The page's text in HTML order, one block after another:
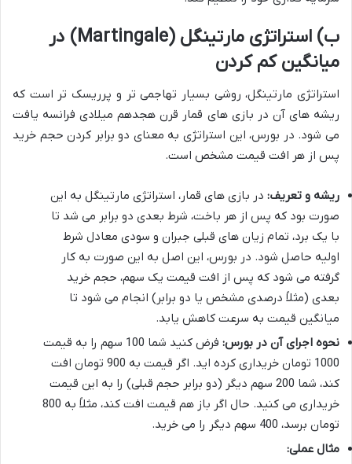
ب) استراتژی مارتینگل (Martingale) در
میانگین کم کردن
استراتژی مارتینگل، روشی بسیار تهاجمی تر و پرریسک تر است که
ریشه های آن در بازی های قمار قرن هجدهم میلادی فرانسه یافت
می شود. در بورس، این استراتژی به معنای دو برابر کردن حجم خرید
پس از هر افت قیمت مشخص است.
ریشه و تعریف: در بازی های قمار، استراتژی مارتینگل به این
صورت بود که پس از هر باخت، شرط بعدی دو برابر می شد تا
با یک برد، تمام زیان های قبلی جبران و سودی معادل شرط
اولیه حاصل شود. در بورس، این اصل به این صورت به کار
گرفته می شود که پس از افت قیمت یک سهم، حجم خرید
بعدی (مثلاً درصدی مشخص یا دو برابر) انجام می شود تا
میانگین قیمت به سرعت کاهش یابد.
نحوه اجرای آن در بورس:
فرض کنید شما 100 سهم را به قیمت
1000 تومان خریداری کرده اید. اگر قیمت به 900 تومان افت
کند، شما 200 سهم دیگر (دو برابر حجم قبلی) را به این قیمت
خریداری می کنید. حال اگر باز هم قیمت افت کند، مثلاً به 800
تومان برسد، 400 سهم دیگر را می خرید.
مثال عملی: